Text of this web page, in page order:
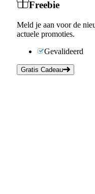
Freebie
Meld je aan voor de
actuele promoties.
Gevalideerd
Gratis Cadeau